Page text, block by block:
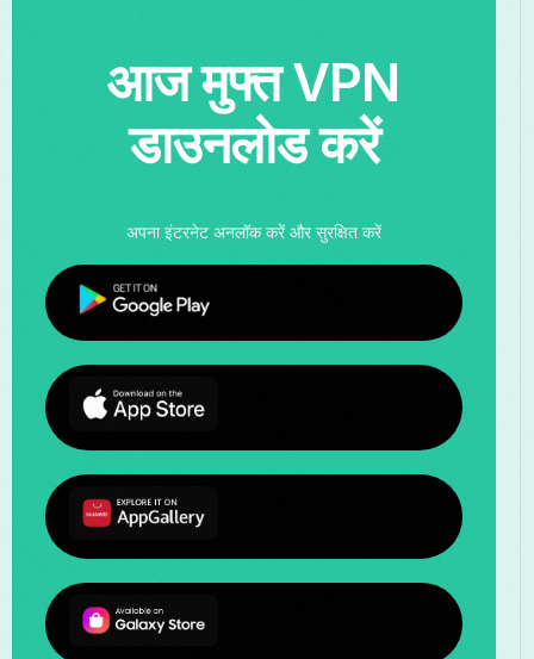
आज मुफ्त VPN
डाउनलोड करें
अपना इंटरनेट अनलॉक करें और सुरक्षित करें